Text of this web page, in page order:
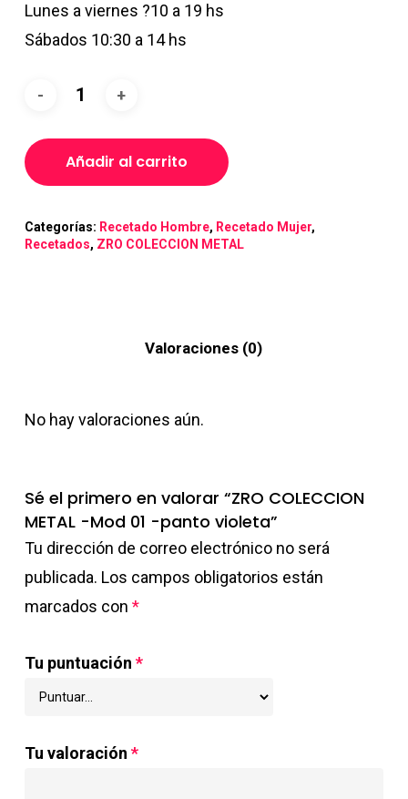
Lunes a viernes ?10 a 19 hs
Sábados 10:30 a 14 hs
Añadir al carrito
Categorías: Recetado Hombre, Recetado Mujer,
Recetados, ZRO COLECCION METAL
Valoraciones (0)
No hay valoraciones aún.
Sé el primero en valorar “ZRO COLECCION
METAL -Mod 01 -panto violeta”
Tu dirección de correo electrónico no será
publicada. Los campos obligatorios están
marcados con *
Tu puntuación *
Tu valoración *